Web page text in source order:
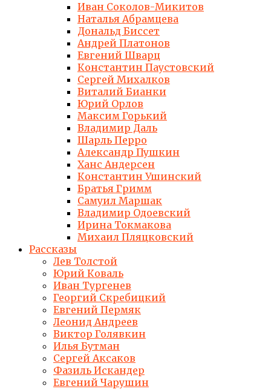
Иван Соколов-Микитов
Наталья Абрамцева
Дональд Биссет
Андрей Платонов
Евгений Шварц
Константин Паустовский
Сергей Михалков
Виталий Бианки
Юрий Орлов
Максим Горький
Владимир Даль
Шарль Перро
Александр Пушкин
Ханс Андерсен
Константин Ушинский
Братья Гримм
Самуил Маршак
Владимир Одоевский
Ирина Токмакова
Михаил Пляцковский
Рассказы
Лев Толстой
Юрий Коваль
Иван Тургенев
Георгий Скребицкий
Евгений Пермяк
Леонид Андреев
Виктор Голявкин
Илья Бутман
Сергей Аксаков
Фазиль Искандер
Евгений Чарушин